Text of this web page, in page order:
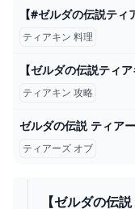
ティアキン 料理
ティアキン 攻略
ティアーズ オブ
【ゼルダの伝